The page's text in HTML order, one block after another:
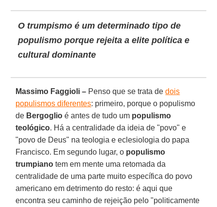
O trumpismo é um determinado tipo de
populismo porque rejeita a elite política e
cultural dominante
Massimo Faggioli – Penso que se trata dedois
populismos diferentes: primeiro, porque o populismo
de Bergoglio é antes de tudo um populismo
teológico. Há a centralidade da ideia de "povo" e
"povo de Deus" na teologia e eclesiologia do papa
Francisco. Em segundo lugar, o populismo
trumpiano tem em mente uma retomada da
centralidade de uma parte muito específica do povo
americano em detrimento do resto: é aqui que
encontra seu caminho de rejeição pelo "politicamente